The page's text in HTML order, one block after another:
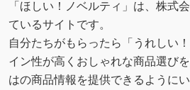
「ほしい！ノベルティ」は、株式
ているサイトです。
自分たちがもらったら「うれしい
イン性が高くおしゃれな商品選び
はの商品情報を提供できるように